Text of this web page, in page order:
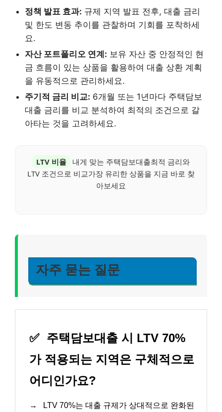
정책 발표 효과: 규제 지역 발표 전후, 대출 금리
및 한도 변동 추이를 관찰하며 기회를 포착하세
요.
자산 포트폴리오 연계: 보유 자산 중 안정적인 현
금 흐름이 있는 상품을 활용하여 대출 상환 계획
을 유동적으로 관리하세요.
주기적 금리 비교: 6개월 또는 1년마다 주택담보
대출 금리를 비교 분석하여 최적의 조건으로 갈
아타는 것을 고려하세요.
LTV 비율
내게 맞는 주택담보대출최적 금리와
LTV 조건으로 비교가장 유리한 상품을 지금 바로 찾
아보세요
자주 묻는 질문
✅ 주택담보대출 시 LTV 70%
가 적용되는 지역은 구체적으로
어디인가요?
→
LTV 70%는 대출 규제가 상대적으로 완화된